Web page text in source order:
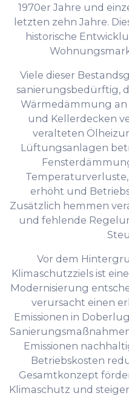
1970er Jahre und
letzten zehn Jahre.
historische
Viele dieser
sanierungsbedürftig,
Wärmedämmung an
und Kellerdecken
veralteten
Lüftungsanlagen
erhöht und
Zusätzlich hemmen
und fehlende
Vor dem
Klimaschutzziels ist
Modernisierung
verursacht einen
Emissionen in
Emissionen
Betriebskosten
Gesamtkonzept
Klimaschutz und